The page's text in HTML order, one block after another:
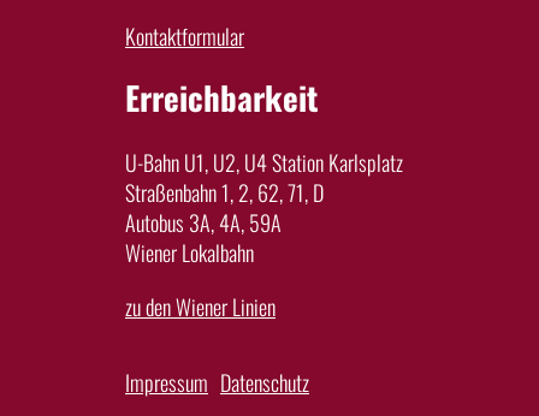
Kontaktformular
Erreichbarkeit
U-Bahn U1, U2, U4 Station Karlsplatz
Straßenbahn 1, 2, 62, 71, D
Autobus 3A, 4A, 59A
Wiener Lokalbahn
zu den Wiener Linien
Impressum Datenschutz